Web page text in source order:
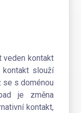
veden kontakt
kontakt slouží
se s doménou
je změna
kontakt,